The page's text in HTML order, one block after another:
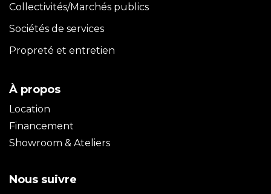
Collectivités/Marchés publics
Sociétés de services
Propreté et entretien
À propos
Location
Financement
Showroom & Ateliers
Nous suivre